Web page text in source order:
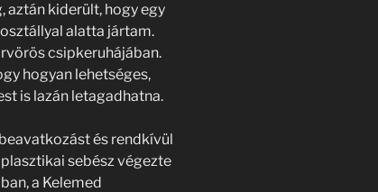
aztán kiderült, hogy egy
alatta jártam.
csipkeruhájában.
hogyan lehetséges,
is lazán letagadhatna.
és rendkívül
sebész végezte
a Kelemed